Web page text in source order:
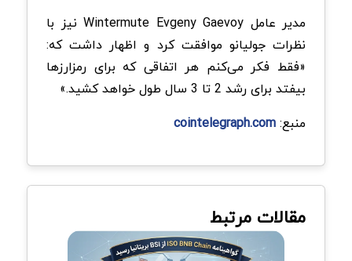
مدیر عامل Wintermute Evgeny Gaevoy نیز با
نظرات جولیانو موافقت کرد و اظهار داشت که:
«فقط فکر می‌کنم هر اتفاقی که برای رمزارزها
بیفتد برای رشد 2 تا 3 سال طول خواهد کشید.»
منبع:cointelegraph.com
مقالات مرتبط